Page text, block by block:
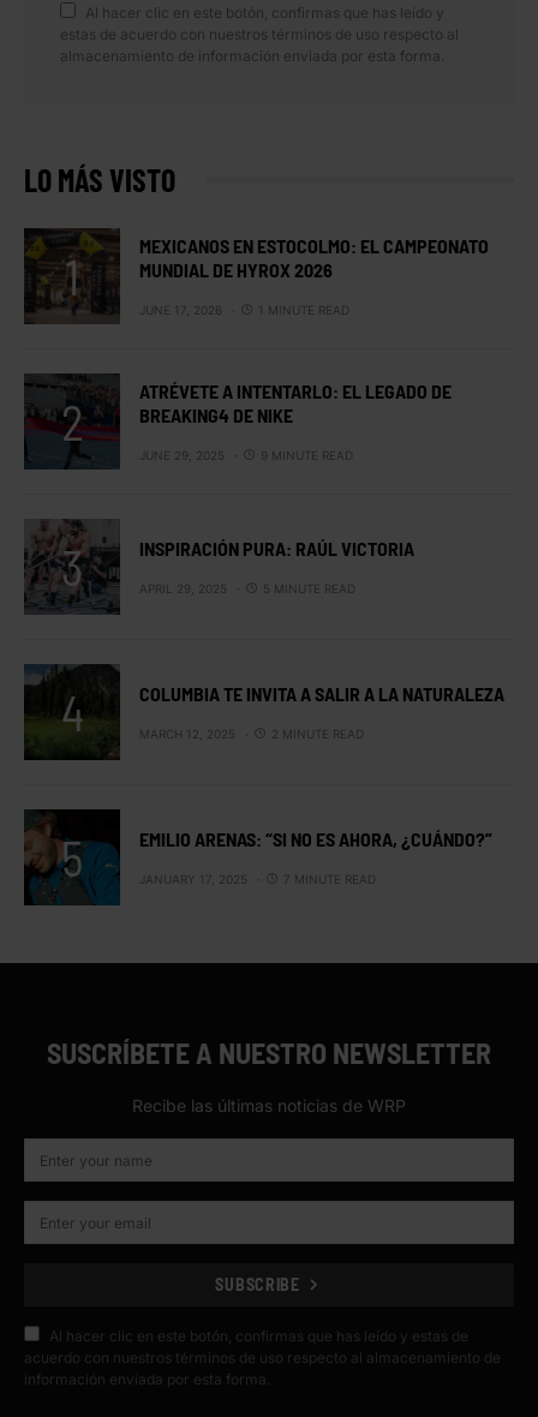
Al hacer clic en este botón, confirmas que has leído y
estas de acuerdo con nuestros términos de uso respecto al
almacenamiento de información enviada por esta forma.
LO MÁS VISTO
MEXICANOS EN ESTOCOLMO: EL CAMPEONATO
MUNDIAL DE HYROX 2026
JUNE 17, 2026 1 MINUTE READ
ATRÉVETE A INTENTARLO: EL LEGADO DE
BREAKING4 DE NIKE
JUNE 29, 2025 9 MINUTE READ
INSPIRACIÓN PURA: RAÚL VICTORIA
APRIL 29, 2025 5 MINUTE READ
COLUMBIA TE INVITA A SALIR A LA NATURALEZA
MARCH 12, 2025 2 MINUTE READ
EMILIO ARENAS: “SI NO ES AHORA, ¿CUÁNDO?”
JANUARY 17, 2025 7 MINUTE READ
SUSCRÍBETE A NUESTRO NEWSLETTER
Recibe las últimas noticias de WRP
SUBSCRIBE
Al hacer clic en este botón, confirmas que has leído y estas de
acuerdo con nuestros términos de uso respecto al almacenamiento de
información enviada por esta forma.